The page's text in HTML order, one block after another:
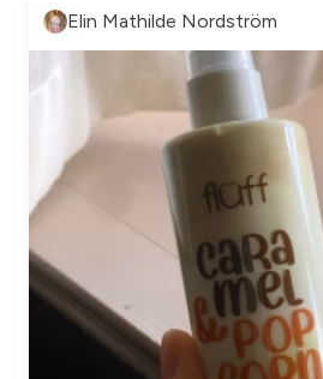
Elin Mathilde Nordström